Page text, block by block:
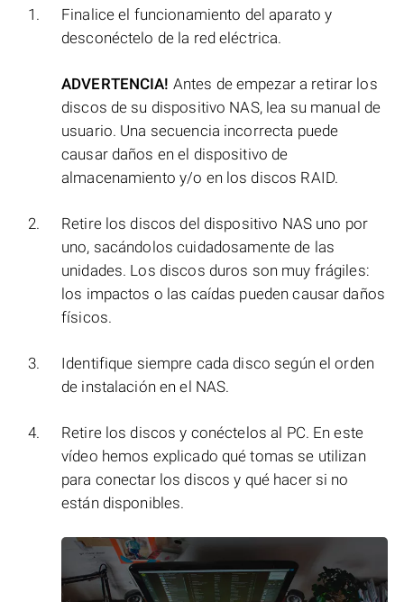
Finalice el funcionamiento del aparato y
desconéctelo de la red eléctrica.
ADVERTENCIA! Antes de empezar a retirar los
discos de su dispositivo NAS, lea su manual de
usuario. Una secuencia incorrecta puede
causar daños en el dispositivo de
almacenamiento y/o en los discos RAID.
Retire los discos del dispositivo NAS uno por
uno, sacándolos cuidadosamente de las
unidades. Los discos duros son muy frágiles:
los impactos o las caídas pueden causar daños
físicos.
Identifique siempre cada disco según el orden
de instalación en el NAS.
Retire los discos y conéctelos al PC. En este
vídeo hemos explicado qué tomas se utilizan
para conectar los discos y qué hacer si no
están disponibles.